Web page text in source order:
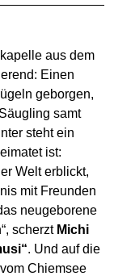
aus dem
Einen
geborgen,
samt
steht ein
ist:
Welt erblickt,
mit Freunden
neugeborene
scherzt Michi
. Und auf die
Chiemsee